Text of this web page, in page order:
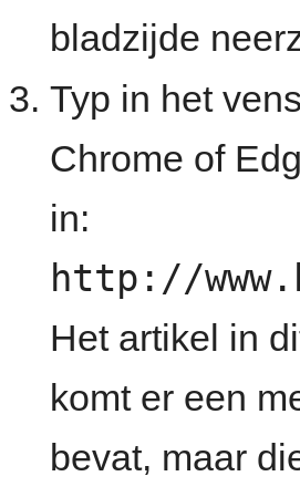
bladzijde
Typ in het
Chrome of
in:
http://
Het artikel in
komt er een
bevat, maar